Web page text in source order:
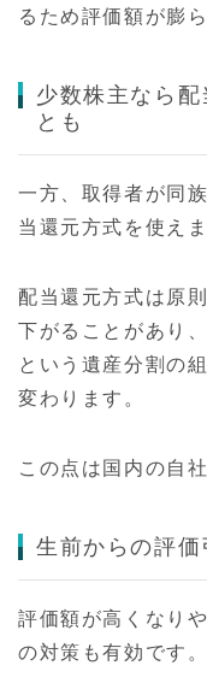
るため評価額が膨
少数株主なら
とも
一方、取得者が同
当還元方式を使えま
配当還元方式は原
下がることがあり
という遺産分割の
変わります。
この点は国内の自
生前からの評
評価額が高くなり
の対策も有効です。